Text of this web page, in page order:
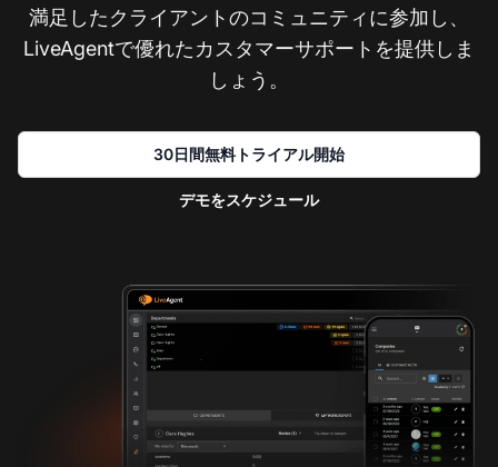
満足したクライアントのコミュニティに参加し、
LiveAgentで優れたカスタマーサポートを提供しま
しょう。
30日間無料トライアル開始
デモをスケジュール